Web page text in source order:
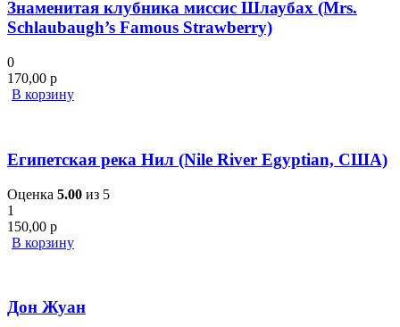
Знаменитая клубника миссис Шлаубах (Mrs.
Schlaubaugh’s Famous Strawberry)
0
170,00 р
В корзину
Египетская река Нил (Nile River Egyptian, США)
Оценка 5.00 из 5
1
150,00 р
В корзину
Дон Жуан